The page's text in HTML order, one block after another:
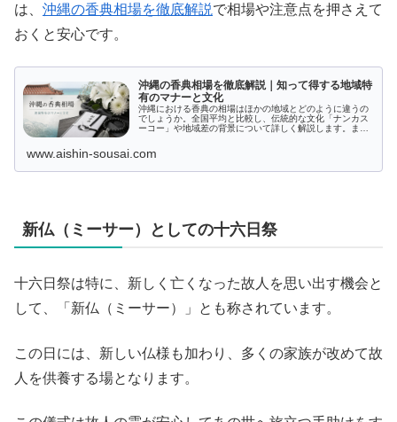
は、 沖縄の香典相場を徹底解説で相場や注意点を押さえて
おくと安心です。
沖縄の香典相場を徹底解説｜知って得する地域特
有のマナーと文化
沖縄における香典の相場はほかの地域とどのように違うの
でしょうか。全国平均と比較し、伝統的な文化「ナンカス
ーコー」や地域差の背景について詳しく解説します。ま
ーを知ることで、大切な場面での失敗を避けましょう。
www.aishin-sousai.com
新仏（ミーサー）としての十六日祭
十六日祭は特に、新しく亡くなった故人を思い出す機会と
して、「新仏（ミーサー）」とも称されています。
この日には、新しい仏様も加わり、多くの家族が改めて故
人を供養する場となります。